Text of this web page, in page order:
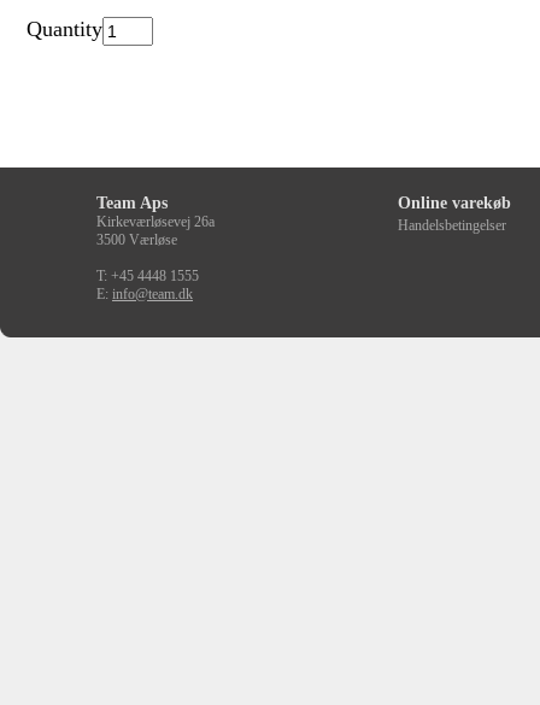
Quantity
Team Aps
Kirkeværløsevej 26a
3500 Værløse
T: +45 4448 1555
E: info@team.dk
Online varekøb
Handelsbetingelser